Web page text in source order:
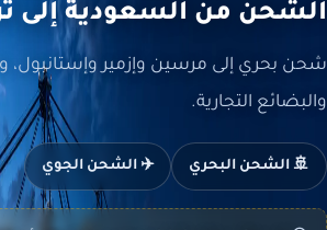
الشحن من السعودية إلى
شحن بحري إلى مرسين وإزمير وإستانبول،
والبضائع التجارية.
🚢 الشحن البحري ✈️ الشحن الجوي